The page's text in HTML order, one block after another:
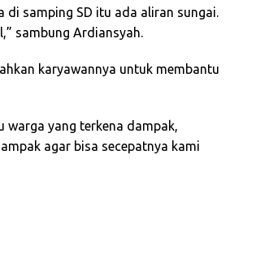
di samping SD itu ada aliran sungai.
sambung Ardiansyah.
karyawannya untuk membantu
warga yang terkena dampak,
agar bisa secepatnya kami